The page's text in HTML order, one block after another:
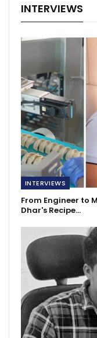
INTERVIEWS
INTERVIEWS
From Engineer to
Dhar's Recipe…